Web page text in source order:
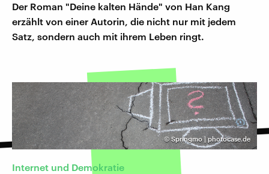
Der Roman "Deine kalten Hände" von Han Kang
erzählt von einer Autorin, die nicht nur mit jedem
Satz, sondern auch mit ihrem Leben ringt.
©Springmo | photocase.de
Internet und Demokratie